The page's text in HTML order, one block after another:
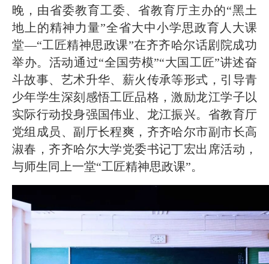
导员素质能 2026-07-27
· 深学经济思想 发展新质生产力--学
院党委 2026-07-27
· 黑龙江省高校在第六届全国高校教
师教学创新 2026-07-25
· 教育部2026年“宏志助航计划”师资
培训 2026-07-24
· 凝心聚力绘蓝图 踔厉奋进启新程
—— 哈 2026-07-24
· 锚定目标谋新篇 巾帼聚力启新程
2026-07-23
晚，由省委教育工委、省教育厅主办的“黑土
地上的精神力量”全省大中小学思政育人大课
堂—“工匠精神思政课”在齐齐哈尔话剧院成功
举办。活动通过“全国劳模”“大国工匠”讲述奋
斗故事、艺术升华、薪火传承等形式，引导青
少年学生深刻感悟工匠品格，激励龙江学子以
实际行动投身强国伟业、龙江振兴。省教育厅
党组成员、副厅长程爽，齐齐哈尔市副市长高
淑春，齐齐哈尔大学党委书记丁宏出席活动，
与师生同上一堂“工匠精神思政课”。